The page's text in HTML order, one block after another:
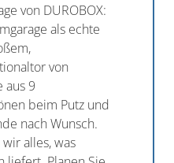
von DUROBOX:
als echte
von
aus 9
beim Putz und
nach Wunsch.
alles, was